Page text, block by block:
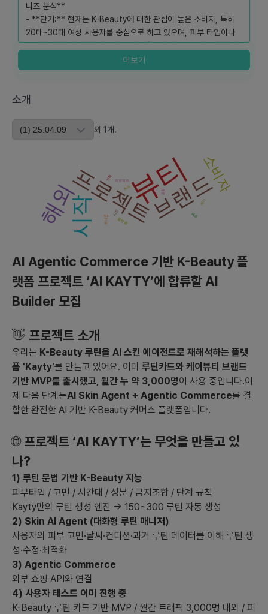
니즈 분석**
- **단기:** 현재는 K-Beauty에 대한 관심이 높은 소비자, 특히
20대~30대 여성 사용자를 중심으로 하고 있으며, 피부 타입이나
문제에 대한 개인화된 솔루션을 제공받고자 하는 욕구가 강합니다.
초기 MVP의 사용자는 약 3,000명으로, 트렌드를 따라가는 젊은
층이 주요 타겟입니다.
매까지의 편리한 플랫폼 사용을 원하게 될 것이며, 이로 인해
피부와 생활 패턴에 맞춘 K-Beauty 서비스를 요구할 것입니다.
- **장기:** 장기적으로는 글로벌 시장까지 진출하면서 다양한 문
지역의 소비자까지 포괄할 수 있을 것으로 예상됩니다. 지속적인 사
용자 피드백과 데이터를 통해 개인화된 루틴을 지능적으로 제시하
는 것이 중요해질 것입니다.
2) **현재 시장성과 향후 3년간 시장 추세와 그 이유, 그리고 예상
경쟁업체와 서비스**
서도 큰 관심을 받고 있으며, AI를 활용하여 개인화된 루틴을 제공
하는 것은 차별화된 요소입니다. 현재 시장은 기술적 진보를 위한
초기 단계에 있습니다.
- **향후 3년간 시장 추세:** AI 기반 개인화 솔루션에 대한 수요가
계속 증가할 것으로 보이며, 이는 소비자가 보다 개인화된 경험을
글로벌 뷰티 브랜드들이 주요 경쟁자가 될 것입니다.
- **예상 경쟁업체:** L’Oréal이나 Neutrogena와 같은 대형 뷰
티 브랜드들이 AI 기반 솔루션을 확장하고 있으며, Skin AI 솔루션
을 통합하는 플랫폼들이 경쟁할 것입니다.
3) **시장에서 경쟁력을 가지기 위한 차별화 기능이나 전략**
- **개인화 루틴 생성:** 사용자 데이터 분석을 통한 개인화된 루틴
- **Agentic Commerce 강화:** AI 기반 상호작용을 통해 사용
- **사용자 커뮤니티 형성:** 사용자 간 루틴 공유, 리뷰 작성 등 커
뮤니티 형성을 통해 참여도를 높입니다.
4) **출시 플랫폼의 우선순위와 이유**
- **모바일 앱 우선:** 사용자의 편리성을 위해 모바일 중심으로 서
비스 제공, 특히 다양한 인터랙션과 즉각적인 루틴 조정 가능성을
고려
- **모바일 웹:** 앱 사용을 꺼리는 사용자나 다양한 디바이스에서
접속을 원할 때의 호환성을 고려
- **PC 웹:** 보다 높은 정보량 제공과 사용자 분석 기능 강화 목
적으로 중장기적 지원 강화
더보기
소개
외 1 개.
뷰티
프로젝트
시작 브랜드
해외
소비자
프로덕트
케이
플랫폼
시장 목표
회의
경험
기획
유니콘
AI Agentic Commerce 기반 K-Beauty 플
랫폼 프로젝트 ‘AI KAYTY’에 합류할 AI
Builder 모집
👋 프로젝트 소개
우리는 K-Beauty 루틴을 AI 스킨 에이전트로 재해석하는 플랫
폼 'Kayty'를 만들고 있어요. 이미 루틴카드와 케이뷰티 브랜드
기반 MVP를 출시했고, 월간 누 약 3,000명이 사용 중입니다.이
제 다음 단계는AI Skin Agent + Agentic Commerce를 결
합한 완전한 AI 기반 K-Beauty 커머스 플랫폼입니다.
🌐프로젝트 ‘AI KAYTY’는 무엇을 만들고 있
나?
1) 루틴 문법 기반 K-Beauty 지능
피부타입 / 고민 / 시간대 / 성분 / 금지조합 / 단계 규칙
Kayty만의 루틴 생성 엔진 → 150~300 루틴 자동 생성
2) Skin AI Agent (대화형 루틴 매니저)
사용자의 피부 고민·날씨·컨디션·과거 루틴 데이터를 이해 루틴 생
성·수정·최적화
3) Agentic Commerce
외부 쇼핑 API와 연결
4) 사용자 테스트 이미 진행 중
K-Beauty 루틴 카드 기반 MVP / 월간 트래픽 3,000명 내외 / 피